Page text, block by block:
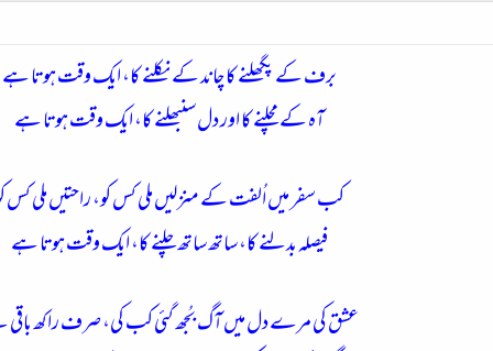
برف کے پگھلنے کا چاند کے نکلنے کا، ایک وقت ہوتا ہے
آہ کے مچلنے کا اور دل سنبھلنے کا، ایک وقت ہوتا ہے
کب سفر میں اُلفت کے منزلیں ملی کس کو، راحتیں ملی کس
فیصلہ بدلنے کا، ساتھ ساتھ چلنے کا، ایک وقت ہوتا ہے
عشق کی مرے دل میں آگ بُجھ گئی کب کی، صرف راکھ